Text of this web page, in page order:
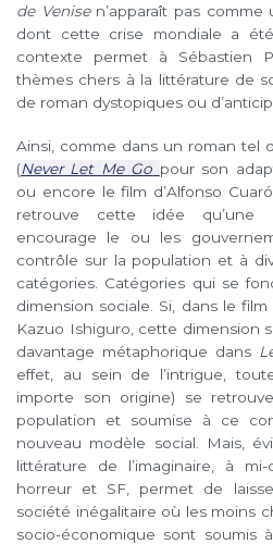
de Venisen’apparaît pas comme
dont cette crise mondiale a
contexte permet à Sébastien
thèmes chers à la littérature de
de roman dystopiques ou
Ainsi, comme dans un roman tel
(Never Let Me Go pour son
ou encore le film d’Alfonso
retrouve cette idée qu’une
encourage le ou les
contrôle sur la population et à
catégories. Catégories qui se
dimension sociale. Si, dans le
Kazuo Ishiguro, cette dimension
davantage métaphorique dans
effet, au sein de l’intrigue,
importe son origine) se
population et soumise à ce
nouveau modèle social. Mais,
littérature de l’imaginaire, à
horreur et SF, permet de
société inégalitaire où les moins
socio-économique sont soumis